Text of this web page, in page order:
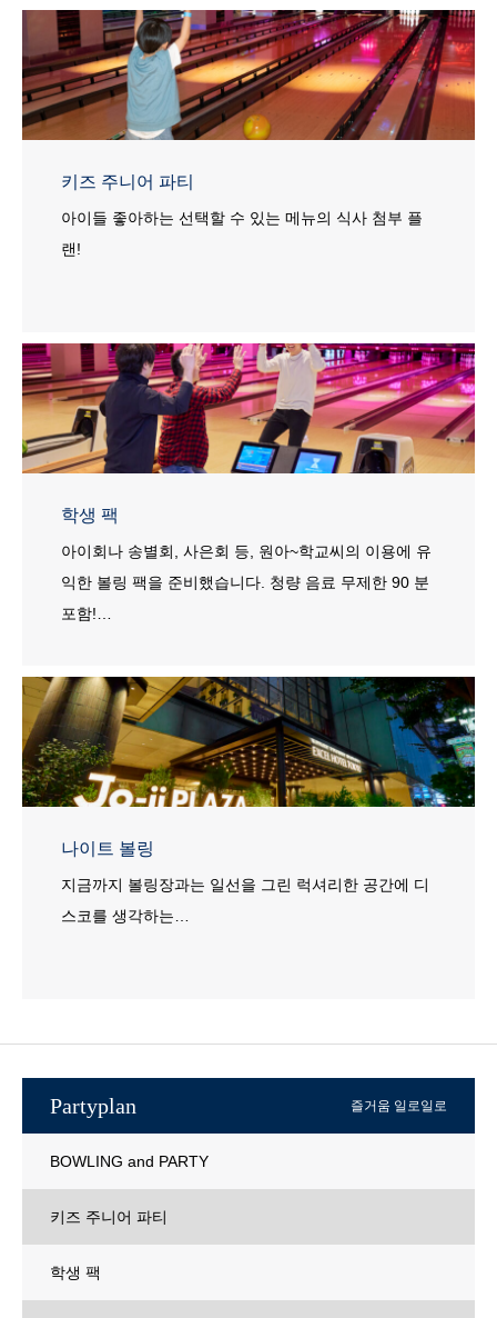
키즈 주니어 파티
아이들 좋아하는 선택할 수 있는 메뉴의 식사 첨부 플
랜!
학생 팩
아이회나 송별회, 사은회 등, 원아~학교씨의 이용에 유
익한 볼링 팩을 준비했습니다. 청량 음료 무제한 90 분
포함!…
나이트 볼링
지금까지 볼링장과는 일선을 그린 럭셔리한 공간에 디
스코를 생각하는…
Partyplan 즐거움 일로일로
BOWLING and PARTY
키즈 주니어 파티
학생 팩